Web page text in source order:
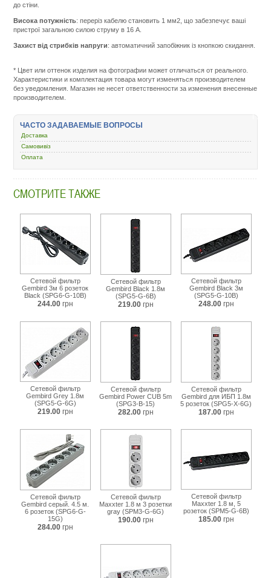
до стіни.
Висока потужність: переріз кабелю становить 1 мм2, що забезпечує ваші
пристрої загальною силою струму в 16 А.
Захист від стрибків напруги: автоматичний запобіжник із кнопкою скидання.
g-
* Цвет или оттенок изделия на фотографии может отличаться от реального.
Характеристики и комплектация товара могут изменяться производителем
без уведомления. Магазин не несет ответственности за изменения внесенные
производителем.
ЧАСТО ЗАДАВАЕМЫЕ ВОПРОСЫ
Доставка
Самовивіз
Оплата
СМОТРИТЕ ТАКЖЕ
Сетевой фильтр
Gembird 3м 6 розеток
Black (SPG6-G-10B)
244.00 грн
Сетевой фильтр
Gembird Black 1.8м
(SPG5-G-6B)
219.00 грн
Сетевой фильтр
Gembird Black 3м
(SPG5-G-10B)
248.00 грн
Сетевой фильтр
Gembird Grey 1.8м
(SPG5-G-6G)
219.00 грн
Сетевой фильтр
Gembird Power CUB 5m
(SPG3-B-15)
282.00 грн
Сетевой фильтр
Gembird для ИБП 1.8м
5 розеток (SPG5-X-6G)
187.00 грн
Сетевой фильтр
Gembird серый. 4.5 м.
6 розеток (SPG6-G-
15G)
284.00 грн
Сетевой фильтр
Maxxter 1.8 м 3 розетки
gray (SPM3-G-6G)
190.00 грн
Сетевой фильтр
Maxxter 1.8 м, 5
розеток (SPM5-G-6B)
185.00 грн